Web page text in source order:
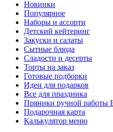
Новинки
Популярное
Наборы и ассорти
Детский кейтеринг
Закуски и салаты
Сытные блюда
Сладости и десерты
Торты на заказ
Готовые подборки
Идеи для подарков
Все для праздника
Пряники ручной работы
Подарочная карта
Калькулятор меню